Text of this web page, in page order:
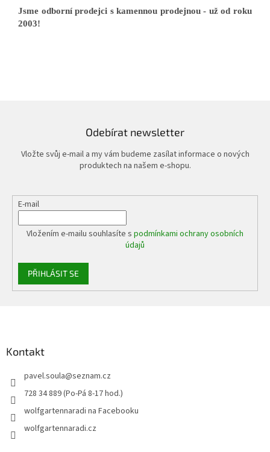
Jsme odborní prodejci s kamennou prodejnou - už od roku
2003!
Odebírat newsletter
Vložte svůj e-mail a my vám budeme zasílat informace o nových
produktech na našem e-shopu.
E-mail
Vložením e-mailu souhlasíte s podmínkami ochrany osobních
údajů
PŘIHLÁSIT SE
Kontakt
pavel.soula@seznam.cz
728 34 889 (Po-Pá 8-17 hod.)
wolfgartennaradi na Facebooku
wolfgartennaradi.cz